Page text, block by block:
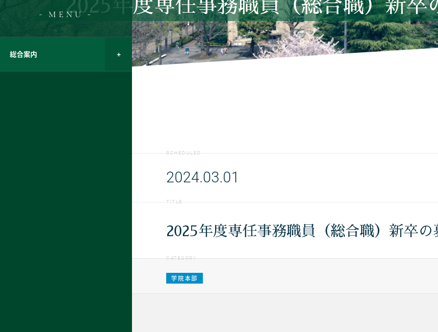
2025年度専任事務職員（総合職）新卒
- MENU -
総合案内
SCHEDULED
2024.03.01
TITLE
2025年度専任事務職員（総合職）新卒
CATEGORY
学院本部